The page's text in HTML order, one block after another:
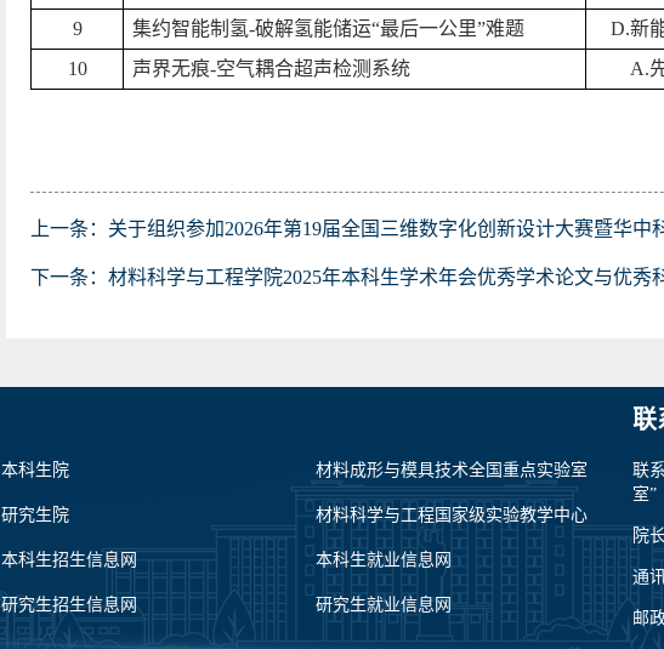
9
集约智能制氢-破解氢能储运“最后一公里”难题 D.新
10
声界无痕-空气耦合超声检测系统 A.
上一条： 关于组织参加2026年第19届全国三维数字化创新设计大赛暨华中
下一条： 材料科学与工程学院2025年本科生学术年会优秀学术论文与优秀
本科生院 材料成形与模具技术全国重点实验室
研究生院 材料科学与工程国家级实验教学中心
本科生招生信息网 本科生就业信息网
研究生招生信息网 研究生就业信息网
联
联
室”
院
通
邮